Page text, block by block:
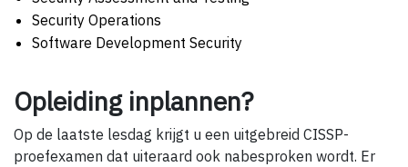
Security Operations
Software Development Security
Opleiding inplannen?
Op de laatste lesdag krijgt u een uitgebreid CISSP-
proefexamen dat uiteraard ook nabesproken wordt. Er